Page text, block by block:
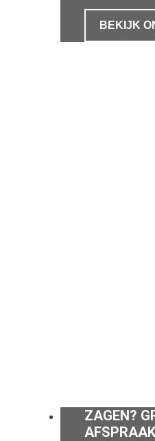
BEKIJK
ZAGEN?